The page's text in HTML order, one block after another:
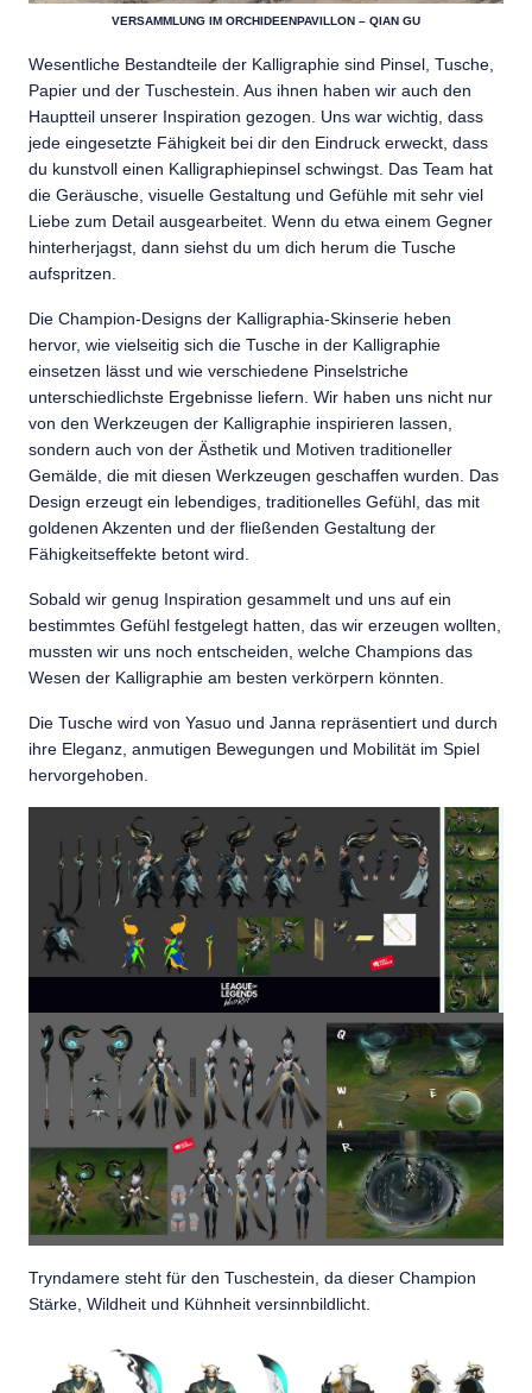
VERSAMMLUNG IM ORCHIDEENPAVILLON – QIAN GU
Wesentliche Bestandteile der Kalligraphie sind Pinsel, Tusche,
Papier und der Tuschestein. Aus ihnen haben wir auch den
Hauptteil unserer Inspiration gezogen. Uns war wichtig, dass
jede eingesetzte Fähigkeit bei dir den Eindruck erweckt, dass
du kunstvoll einen Kalligraphiepinsel schwingst. Das Team hat
die Geräusche, visuelle Gestaltung und Gefühle mit sehr viel
Liebe zum Detail ausgearbeitet. Wenn du etwa einem Gegner
hinterherjagst, dann siehst du um dich herum die Tusche
aufspritzen.
Die Champion-Designs der Kalligraphia-Skinserie heben
hervor, wie vielseitig sich die Tusche in der Kalligraphie
einsetzen lässt und wie verschiedene Pinselstriche
unterschiedlichste Ergebnisse liefern. Wir haben uns nicht nur
von den Werkzeugen der Kalligraphie inspirieren lassen,
sondern auch von der Ästhetik und Motiven traditioneller
Gemälde, die mit diesen Werkzeugen geschaffen wurden. Das
Design erzeugt ein lebendiges, traditionelles Gefühl, das mit
goldenen Akzenten und der fließenden Gestaltung der
Fähigkeitseffekte betont wird.
Sobald wir genug Inspiration gesammelt und uns auf ein
bestimmtes Gefühl festgelegt hatten, das wir erzeugen wollten,
mussten wir uns noch entscheiden, welche Champions das
Wesen der Kalligraphie am besten verkörpern könnten.
Die Tusche wird von Yasuo und Janna repräsentiert und durch
ihre Eleganz, anmutigen Bewegungen und Mobilität im Spiel
hervorgehoben.
Tryndamere steht für den Tuschestein, da dieser Champion
Stärke, Wildheit und Kühnheit versinnbildlicht.